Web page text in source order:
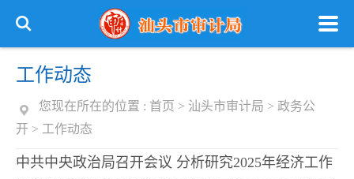
工作动态
您现在所在的位置 : 首页 > 汕头市审计局 > 政务公
开 > 工作动态
中共中央政治局召开会议 分析研究2025年经济工作